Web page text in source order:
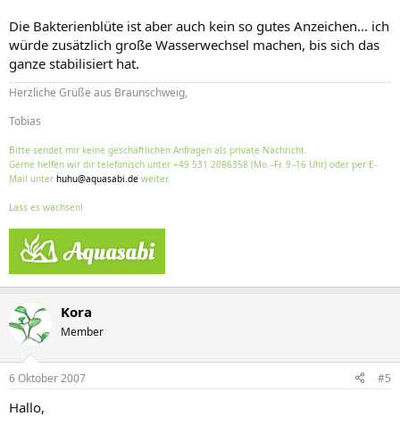
Die Bakterienblüte ist aber auch kein so gutes Anzeichen... ich
würde zusätzlich große Wasserwechsel machen, bis sich das
ganze stabilisiert hat.
Herzliche Grüße aus Braunschweig,
Tobias
Bitte sendet mir keine geschäftlichen Anfragen als private Nachricht.
Gerne helfen wir dir telefonisch unter +49 531 2086358 (Mo.–Fr. 9–16 Uhr) oder per E-
Mail unter huhu@aquasabi.de weiter.
Lass es wachsen!
Kora
Member
6 Oktober 2007 #5
Hallo,